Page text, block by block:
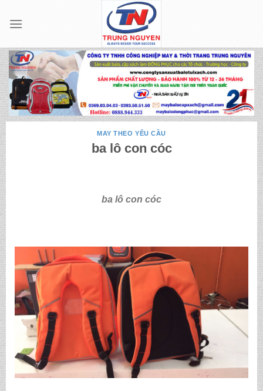
MAY THEO YÊU CẦU
ba lô con cóc
ba lô con cóc